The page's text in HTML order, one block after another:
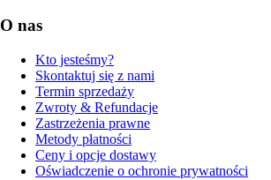
O nas
Kto jesteśmy?
Skontaktuj się z nami
Termin sprzedaży
Zwroty & Refundacje
Zastrzeżenia prawne
Metody płatności
Ceny i opcje dostawy
Oświadczenie o ochronie prywatności